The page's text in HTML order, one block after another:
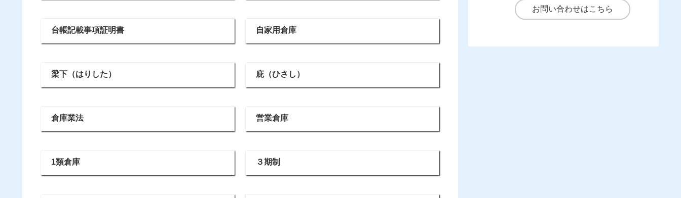
台帳記載事項証明書 自家用倉庫
梁下（はりした） 庇（ひさし）
倉庫業法 営業倉庫
1類倉庫 ３期制
お問い合わせはこちら